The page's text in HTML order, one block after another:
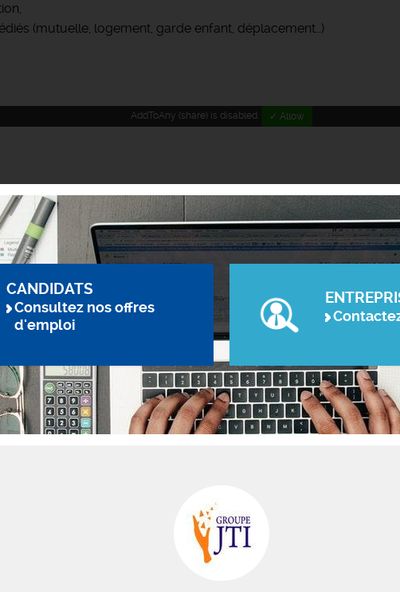
(mutuelle, logement, garde enfant, déplacement…)
AddToAny (share) is disabled. ✓ Allow
CANDIDATS
Consultez nos offres
d'emploi